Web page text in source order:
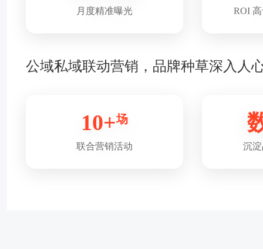
月度精准曝光 ROI
公域私域联动营销，品牌种草深入人
10+场
联合营销活动 沉